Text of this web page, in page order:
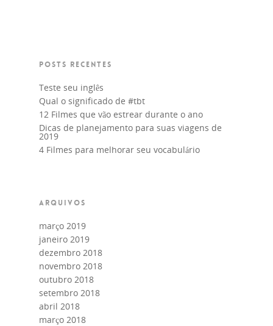
POSTS RECENTES
Teste seu inglês
Qual o significado de #tbt
12 Filmes que vão estrear durante o ano
Dicas de planejamento para suas viagens de
2019
4 Filmes para melhorar seu vocabulário
ARQUIVOS
março 2019
janeiro 2019
dezembro 2018
novembro 2018
outubro 2018
setembro 2018
abril 2018
março 2018